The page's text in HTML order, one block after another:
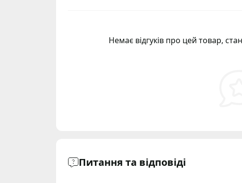
Немає відгуків про цей товар,
Питання та відповіді